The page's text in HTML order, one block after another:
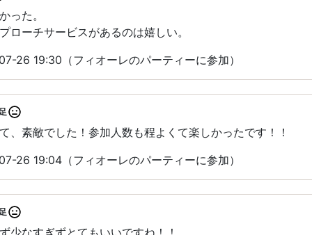
った。
ローチサービスがあるのは嬉しい。
26 19:30（フィオーレのパーティーに参加）
、素敵でした！参加人数も程よくて楽しかったです！！
26 19:04（フィオーレのパーティーに参加）
少なすぎずとてもいいですね！！